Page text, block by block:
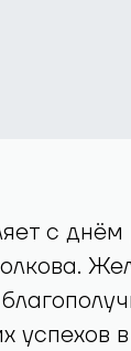
с
успехов